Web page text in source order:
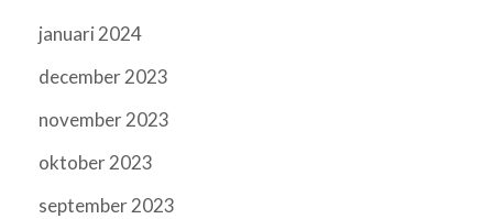
januari 2024
december 2023
november 2023
oktober 2023
september 2023